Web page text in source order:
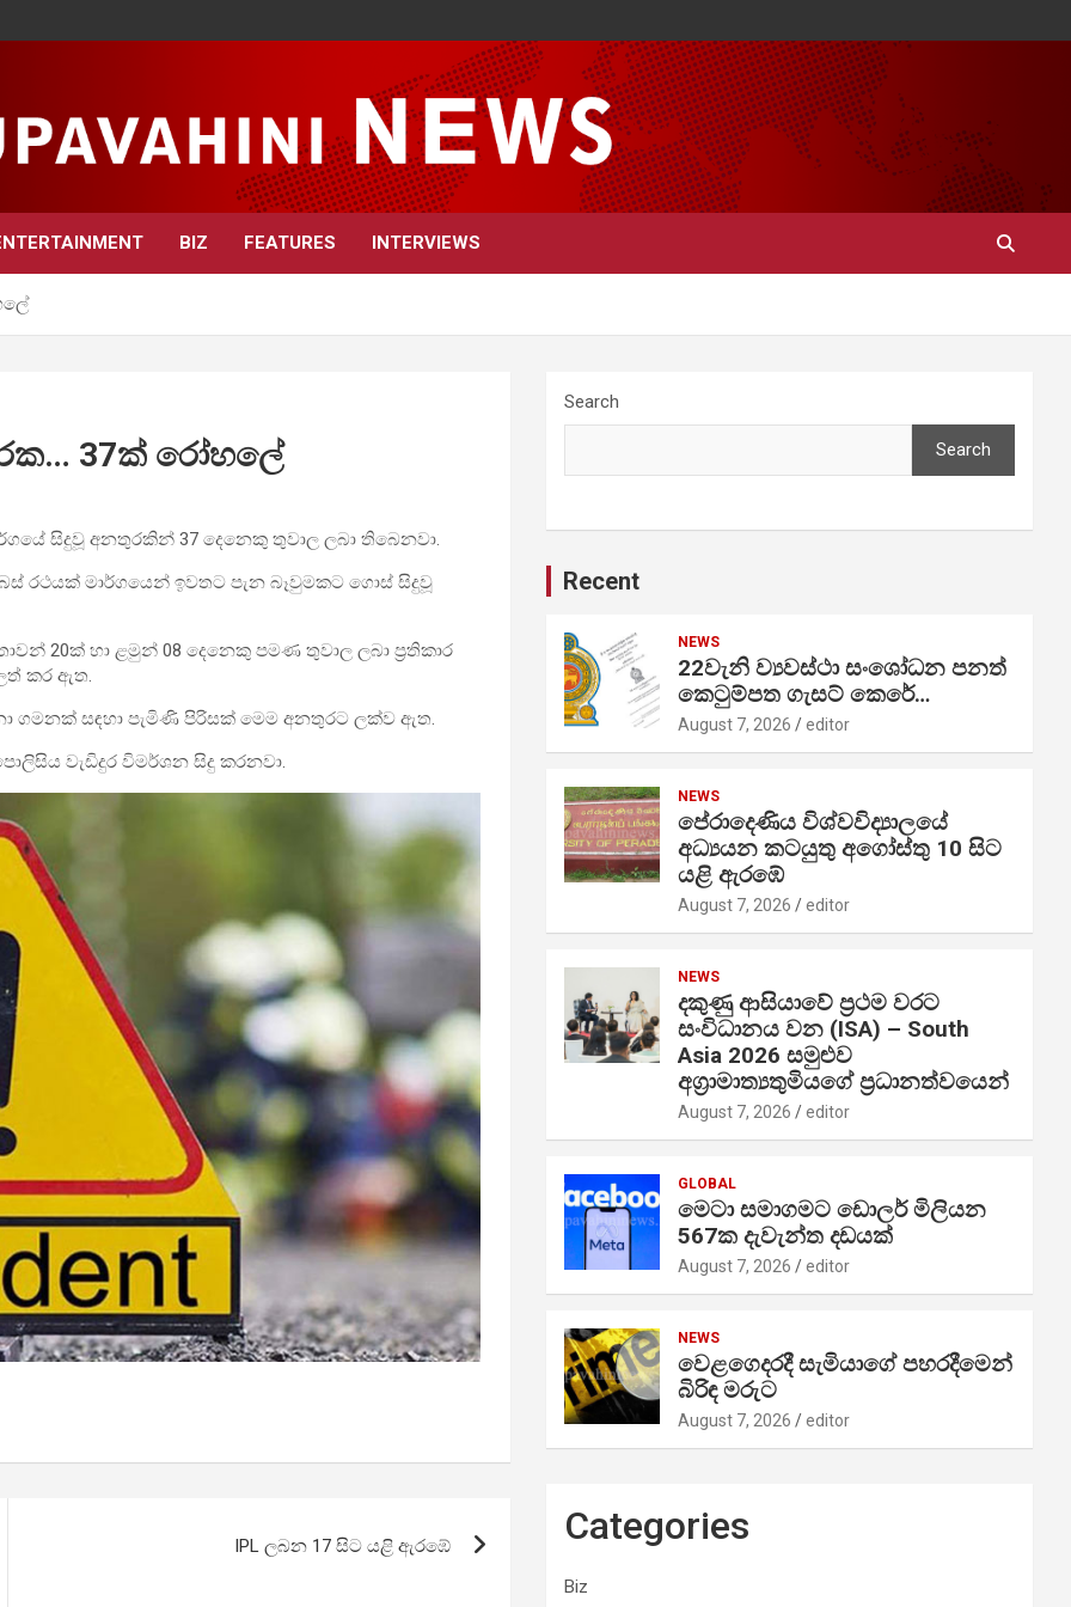
BIZ FEATURES INTERVIEWS
37ක් රෝහලේ
සිදුවූ අනතුරකින් 37 දෙනෙකු තුවාල ලබා තිබෙනවා.
රථයක් මාර්ගයෙන් ඉවතට පැන බෑවුමකට ගොස් සිදුවූ
20ක් හා ළමුන් 08 දෙනෙකු පමණ තුවාල ලබා ප්‍රතිකාර
කර ඇත.
ගමනක් සඳහා පැමිණි පිරිසක් මෙම අනතුරට ලක්ව ඇත.
වැඩිදුර විමර්ශන සිදු කරනවා.
IPL ලබන 17 සිට යළි ඇරඹේ
Search
Search
Recent
NEWS
22වැනි ව්‍යවස්ථා සංශෝධන පනත්
කෙටුම්පත ගැසට් කෙරේ…
August 7, 2026 editor
NEWS
පේරාදෙණිය විශ්වවිද්‍යාලයේ
අධ්‍යයන කටයුතු අගෝස්තු 10 සිට
යළි ඇරඹේ
August 7, 2026 editor
NEWS
දකුණු ආසියාවේ ප්‍රථම වරට
සංවිධානය වන (ISA) – South
Asia 2026 සමුළුව
අග්‍රාමාත්‍යතුමියගේ ප්‍රධානත්වයෙන්
August 7, 2026 editor
GLOBAL
මෙටා සමාගමට ඩොලර් මිලියන
567ක දැවැන්ත දඩයක්
August 7, 2026 editor
NEWS
වෙළගෙදරදී සැමියාගේ පහරදීමෙන්
බිරිඳ මරුට
August 7, 2026 editor
Categories
Biz